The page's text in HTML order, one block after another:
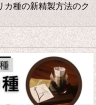
カ種の新精製方法のク